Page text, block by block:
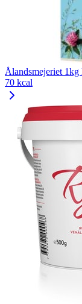
Ålandsmejeriet
70 kcal